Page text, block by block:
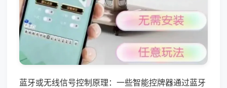
蓝牙或无线信号控制原理：一些智能控牌器通过蓝牙